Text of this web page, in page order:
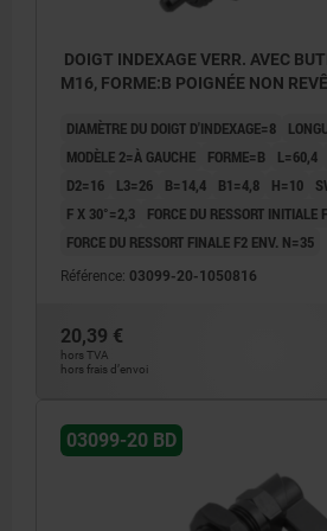
DOIGT INDEXAGE VERR. AVEC
M16, FORME:B POIGNÉE NON
DIAMÈTRE DU DOIGT D'INDEXAGE=8
MODÈLE 2=À GAUCHE
FORME=B L=60,4
D2=16
L3=26 B=14,4 B1=4,8 H=10
F X 30°=2,3
FORCE DU RESSORT INITIALE
FORCE DU RESSORT FINALE F2 ENV. N=35
Référence: 03099-20-1050816
20,39 €
hors TVA
hors frais d’envoi
03099-20 BD